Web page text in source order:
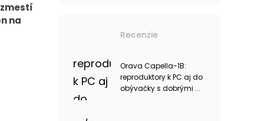
na
Recenzie
Orava Capella-1B:
reproduktory k PC aj do
obývačky s dobrými ...